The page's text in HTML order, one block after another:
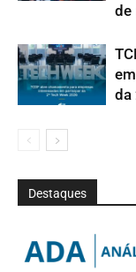
de
da
Destaques